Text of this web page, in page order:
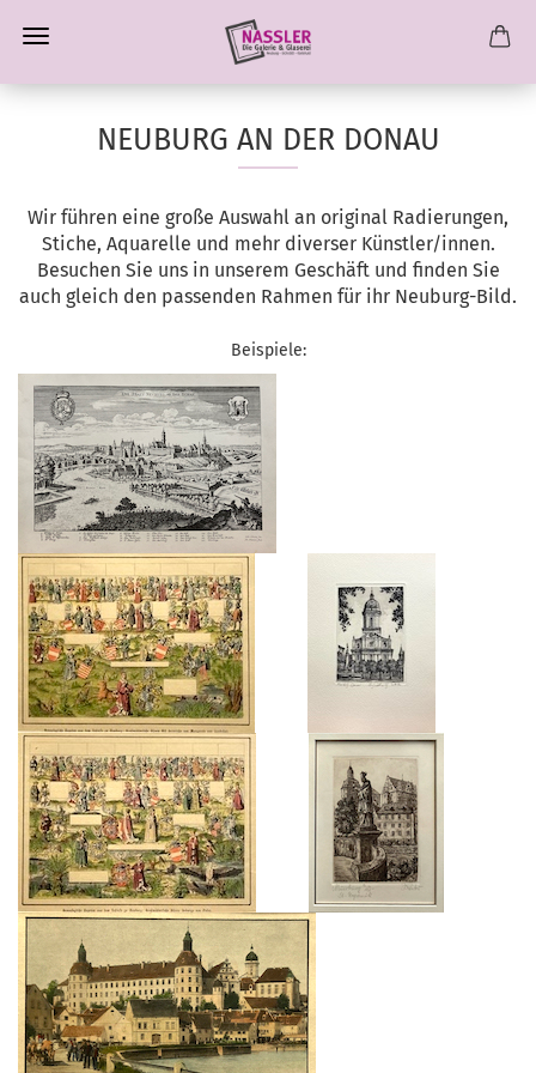
NEUBURG AN DER DONAU
Wir führen eine große Auswahl an original Radierungen,
Stiche, Aquarelle und mehr diverser Künstler/innen.
Besuchen Sie uns in unserem Geschäft und finden Sie
auch gleich den passenden Rahmen für ihr Neuburg-Bild.
Beispiele: